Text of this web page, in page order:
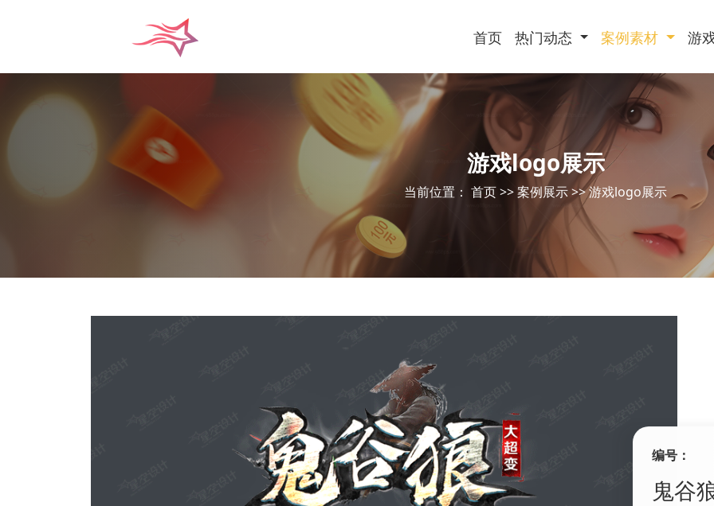
首页 热门动态 案例素材 游
游戏logo展示
当前位置： 首页>>案例展示>>游戏logo展示
编号：
鬼谷